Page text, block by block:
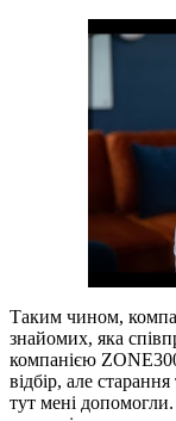
Таким чином,
знайомих, яка
компанією
відбір, але
тут мені